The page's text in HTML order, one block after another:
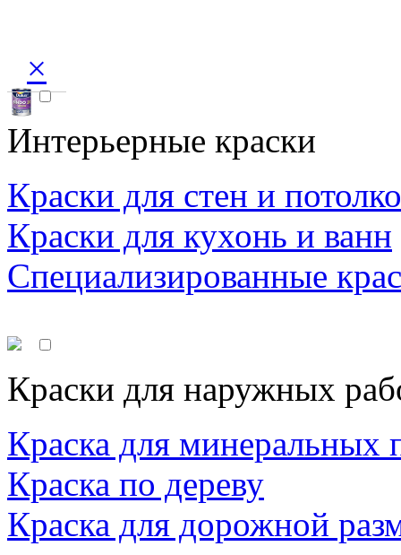
×
Интерьерные краски
Краски для стен и
Краски для кухонь и ванн
Специализированные
Краски для наружных
Краска для минеральных
Краска по дереву
Краска для дорожной